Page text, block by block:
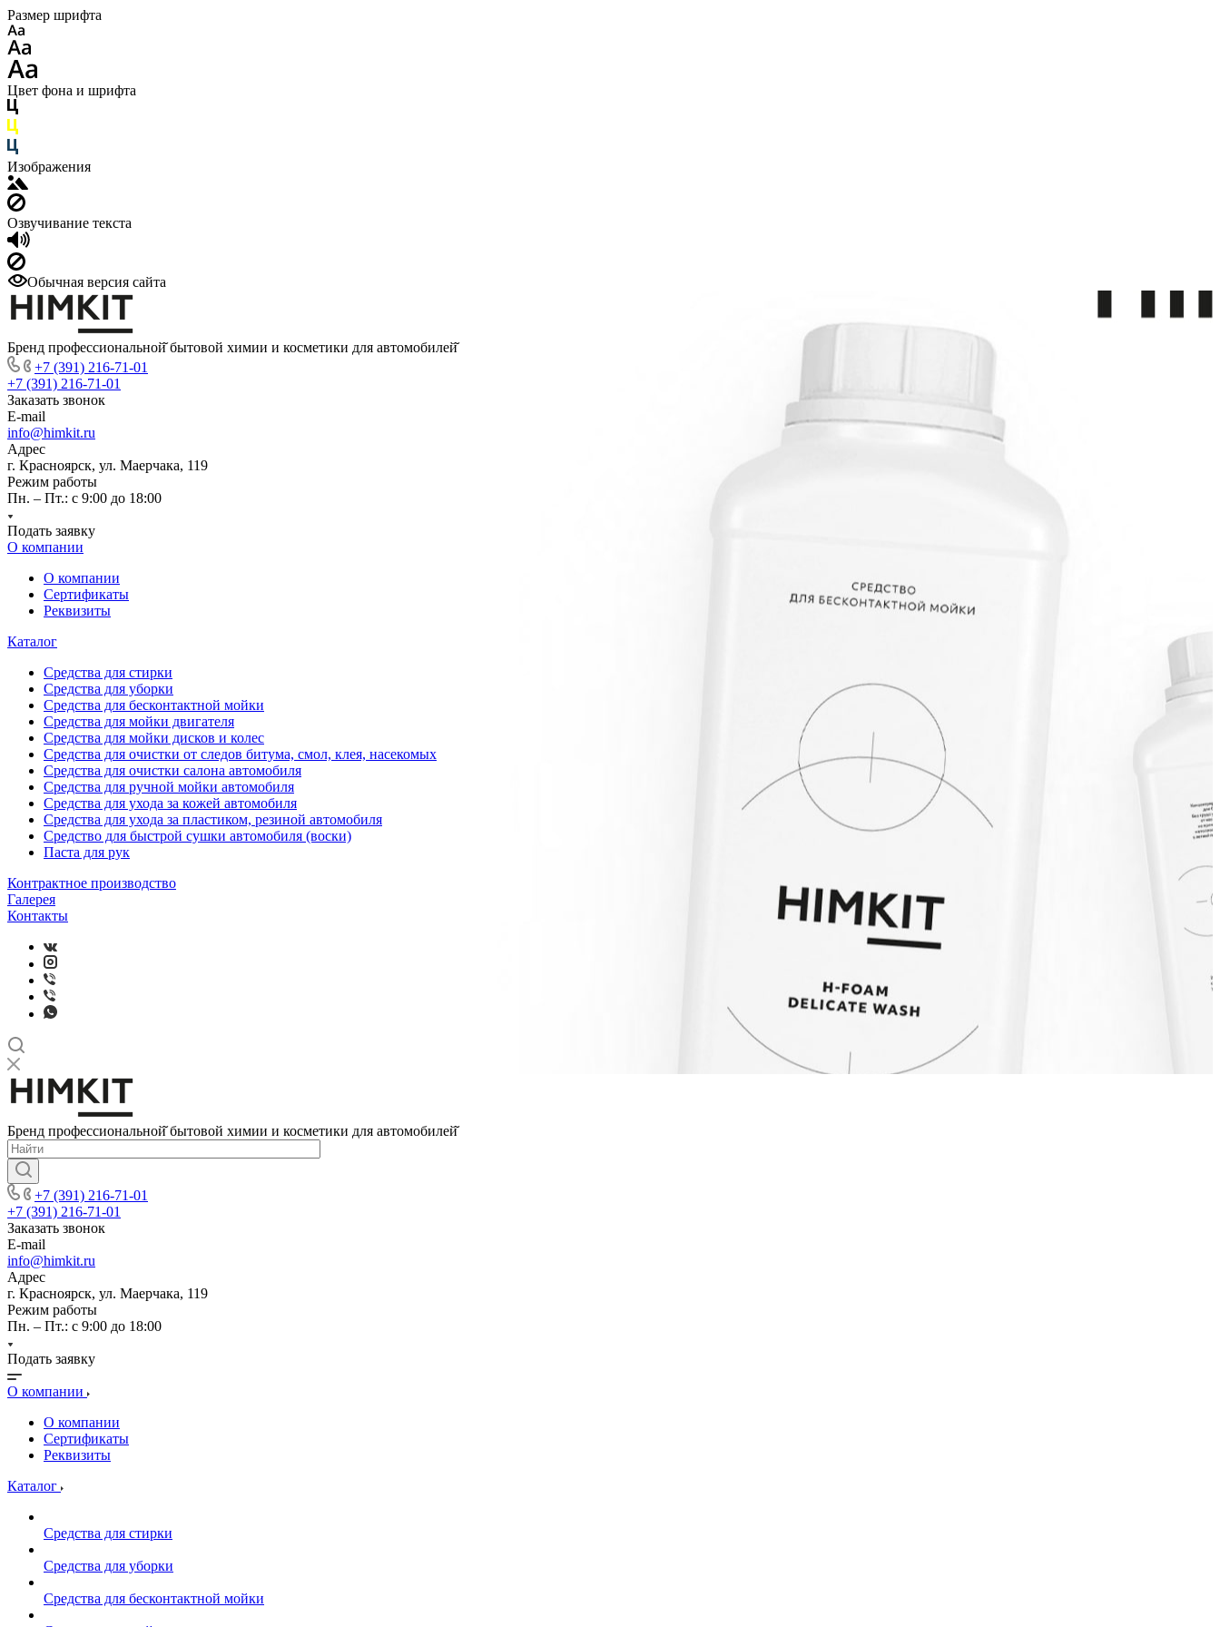
Размер шрифта
Цвет фона и шрифта
Изображения
Озвучивание текста
Обычная версия сайта
Бренд профессиональной̆ бытовой химии и косметики для автомобилей̆
+7 (391) 216-71-01
+7 (391) 216-71-01
Заказать звонок
E-mail
info@himkit.ru
Адрес
г. Красноярск, ул. Маерчака, 119
Режим работы
Пн. – Пт.: с 9:00 до 18:00
Подать заявку
О компании
О компании
Сертификаты
Реквизиты
Каталог
Средства для стирки
Средства для уборки
Средства для бесконтактной мойки
Средства для мойки двигателя
Средства для мойки дисков и колес
Средства для очистки от следов битума, смол, клея, насекомых
Средства для очистки салона автомобиля
Средства для ручной мойки автомобиля
Средства для ухода за кожей автомобиля
Средства для ухода за пластиком, резиной автомобиля
Средство для быстрой сушки автомобиля (воски)
Паста для рук
Контрактное производство
Галерея
Контакты
Бренд профессиональной̆ бытовой химии и косметики для автомобилей̆
+7 (391) 216-71-01
+7 (391) 216-71-01
Заказать звонок
E-mail
info@himkit.ru
Адрес
г. Красноярск, ул. Маерчака, 119
Режим работы
Пн. – Пт.: с 9:00 до 18:00
Подать заявку
О компании
О компании
Сертификаты
Реквизиты
Каталог
Средства для стирки
Средства для уборки
Средства для бесконтактной мойки